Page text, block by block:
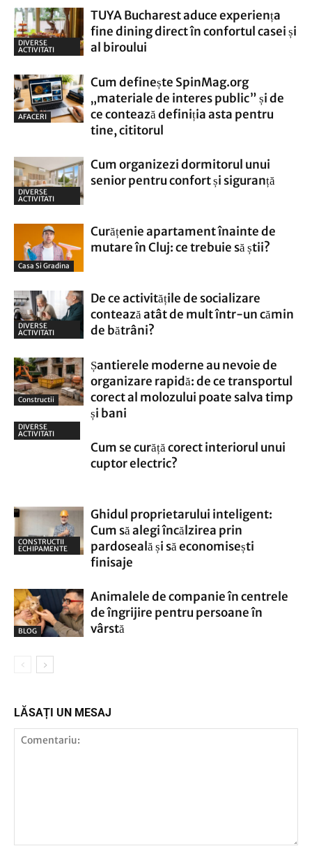
DIVERSE
ACTIVITATI
TUYA Bucharest aduce experiența
fine dining direct în confortul casei și
al biroului
AFACERI
Cum definește SpinMag.org
„materiale de interes public” și de
ce contează definiția asta pentru
tine, cititorul
DIVERSE
ACTIVITATI
Cum organizezi dormitorul unui
senior pentru confort și siguranță
Casa Si Gradina
Curățenie apartament înainte de
mutare în Cluj: ce trebuie să știi?
DIVERSE
ACTIVITATI
De ce activitățile de socializare
contează atât de mult într-un cămin
de bătrâni?
Constructii
Șantierele moderne au nevoie de
organizare rapidă: de ce transportul
corect al molozului poate salva timp
și bani
DIVERSE
ACTIVITATI
Cum se curăță corect interiorul unui
cuptor electric?
CONSTRUCTII
ECHIPAMENTE
Ghidul proprietarului inteligent:
Cum să alegi încălzirea prin
pardoseală și să economisești
finisaje
BLOG
Animalele de companie în centrele
de îngrijire pentru persoane în
vârstă
LĂSAȚI UN MESAJ